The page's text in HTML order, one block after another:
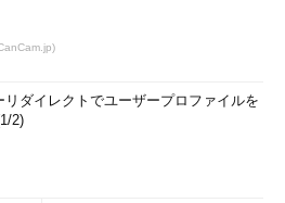
リダイレクトでユーザープロファイルを
2)